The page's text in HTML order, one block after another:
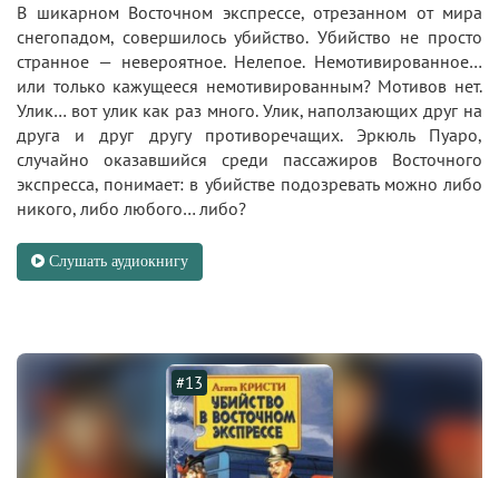
В шикарном Восточном экспрессе, отрезанном от мира
снегопадом, совершилось убийство. Убийство не просто
странное — невероятное. Нелепое. Немотивированное…
или только кажущееся немотивированным? Мотивов нет.
Улик… вот улик как раз много. Улик, наползающих друг на
друга и друг другу противоречащих. Эркюль Пуаро,
случайно оказавшийся среди пассажиров Восточного
экспресса, понимает: в убийстве подозревать можно либо
никого, либо любого… либо?
Слушать аудиокнигу
#13